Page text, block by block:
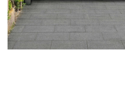
Sonnen- und Insektenschutz
Hochwasser­schutz